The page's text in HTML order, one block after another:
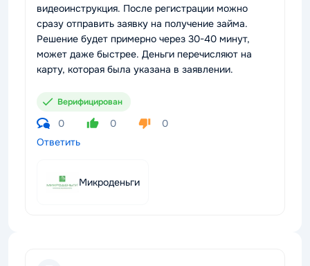
видеоинструкция. После регистрации можно
сразу отправить заявку на получение займа.
Решение будет примерно через 30-40 минут,
может даже быстрее. Деньги перечисляют на
карту, которая была указана в заявлении.
Верифицирован
0 0
0
Ответить
Микроденьги